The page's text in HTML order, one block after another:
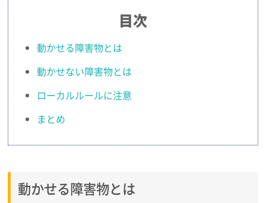
目次
動かせる障害物とは
動かせない障害物とは
ローカルルールに注意
まとめ
動かせる障害物とは